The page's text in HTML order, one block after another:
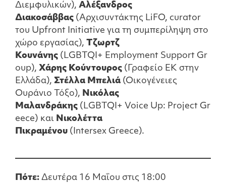
Διεμφυλικών), Αλέξανδρος
Διακοσάββας (Αρχισυντάκτης LiFO, curator
του Upfront Initiative για τη συμπερίληψη στο
χώρο εργασίας), Τζωρτζ
Κουνάνης (LGBTQI+ Employment Support Gr
oup), Χάρης Κούντουρος (Γραφείο ΕΚ στην
Ελλάδα), Στέλλα Μπελιά (Οικογένειες
Ουράνιο Τόξο), Νικόλας
Μαλανδράκης (LGBTQI+ Voice Up: Project Gr
eece) και Νικολέττα
Πικραμένου (Intersex Greece).
Πότε: Δευτέρα 16 Μαΐου στις 18:00